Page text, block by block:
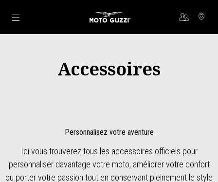
Aller au contenu principal
Accessoires
Personnalisez votre aventure
Ici vous trouverez tous les accessoires officiels pour
personnaliser davantage votre moto, améliorer votre confort
ou porter votre passion tout en conservant pleinement le style